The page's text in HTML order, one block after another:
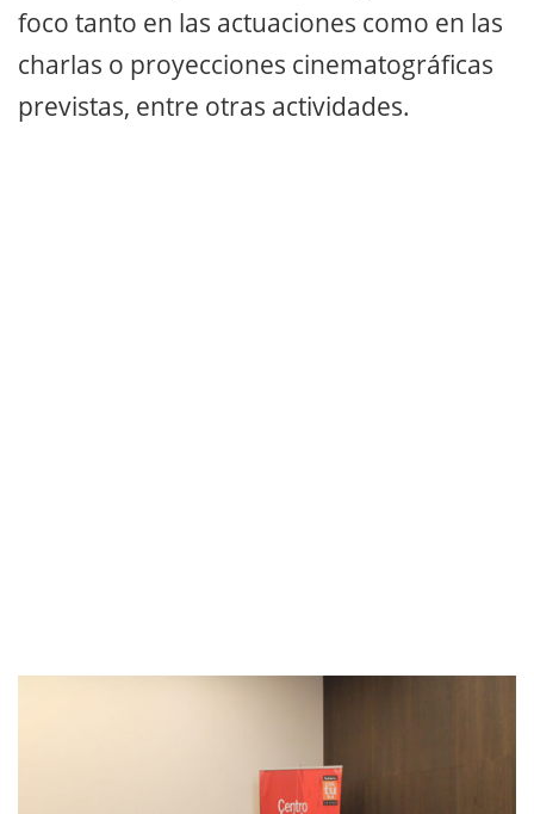
foco tanto en las actuaciones como en las
charlas o proyecciones cinematográficas
previstas, entre otras actividades.